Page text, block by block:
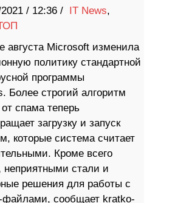
/ 12:36 / IT News,
августа Microsoft изменила
политику стандартной
программы
Более строгий алгоритм
спама теперь
загрузку и запуск
которые система считает
Кроме всего
неприятными стали и
решения для работы с
файлами, сообщает kratko-